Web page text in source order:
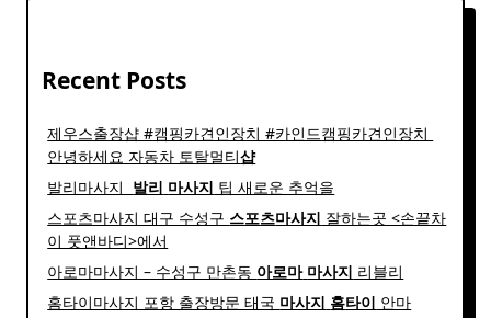
Recent Posts
제우스출장샵 #캠핑카견인장치 #카인드캠핑카견인장치 ​
안녕하세요 자동차 토탈멀티샵
발리마사지 ​ 발리 마사지 팁 새로운 추억을
스포츠마사지 대구 수성구 스포츠마사지 잘하는곳 <손끝차
이 풋앤바디>에서
아로마마사지 – 수성구 만촌동 아로마 마사지 리블리
홈타이마사지 포항 출장방문 태국 마사지 홈타이 안마​